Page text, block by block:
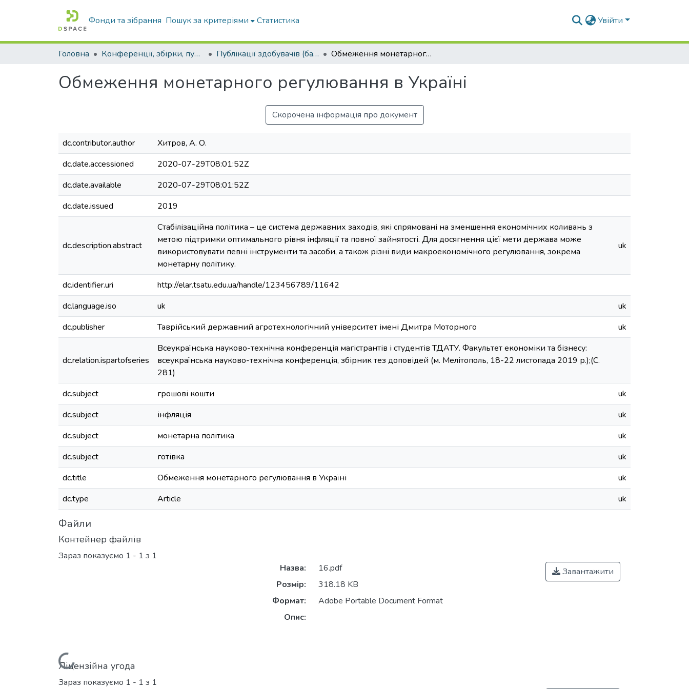
Фонди та зібрання Пошук за критеріями Статистика Увійти
Головна Конференції, збірки, публікації молодих вчених і здобувачів : магістрів, бакалаврів, аспірантів. Публікації здобувачів (бакалаврів. магістрів, аспірантів) Обмеження монетарного регулювання в Україні
Обмеження монетарного регулювання в Україні
Скорочена інформація про документ
dc.contributor.author
Хитров, А. О.
dc.date.accessioned
2020-07-29T08:01:52Z
dc.date.available
2020-07-29T08:01:52Z
dc.date.issued
2019
dc.description.abstract
Стабілізаційна політика – це система державних заходів, які спрямовані на зменшення економічних коливань з
метою підтримки оптимального рівня інфляції та повної зайнятості. Для досягнення цієї мети держава може
використовувати певні інструменти та засоби, а також різні види макроекономічного регулювання, зокрема
монетарну політику.
uk
dc.identifier.uri
http://elar.tsatu.edu.ua/handle/123456789/11642
dc.language.iso
uk
uk
dc.publisher
Таврійський державний агротехнологічний університет імені Дмитра Моторного uk
dc.relation.ispartofseries
Всеукраїнська науково-технічна конференція магістрантів і студентів ТДАТУ. Факультет економіки та бізнесу:
всеукраїнська науково-технічна конференція, збірник тез доповідей (м. Мелітополь, 18-22 листопада 2019 р.);(С.
281)
dc.subject
грошові кошти
uk
dc.subject
інфляція
uk
dc.subject
монетарна політика
uk
dc.subject
готівка
uk
dc.title
Обмеження монетарного регулювання в Україні
uk
dc.type
Article uk
Файли
Контейнер файлів
Зараз показуємо 1 - 1 з 1
Назва:
16.pdf
Розмір:
318.18 KB
Формат:
Adobe Portable Document Format
Опис:
Завантажити
Ліцензійна угода
Зараз показуємо 1 - 1 з 1